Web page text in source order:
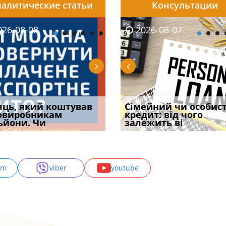
06
встановив для
шкоди
2026-08-06
Документи, на яких не
проставляється
апостиль: пер
статьи
08-08
який коштував
Чи
2026-08-07
Огляд практики ВС від
Ростислава Кравця, що
опублі
Консультации
2026-08-05
потрібна ФОП
у 2026 році:
засто
2026-08-07
Сімейний чи
кредит: від чого
залежить ві
2026-07-30
Восьмий ААС
підтвердив, що
може скас
viber youtube